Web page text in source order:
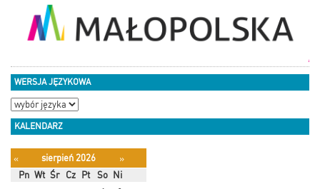
WERSJA JĘZYKOWA
KALENDARZ
« sierpień 2026
»
Pn Wt Śr Cz Pt So Ni